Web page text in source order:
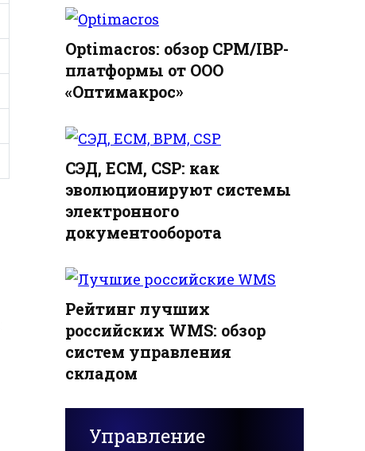
Optimacros: обзор CPM/IBP-
платформы от ООО
«Оптимакрос»
СЭД, ECM, CSP: как
эволюционируют системы
электронного
документооборота
Рейтинг лучших
российских WMS: обзор
систем управления
складом
Управление